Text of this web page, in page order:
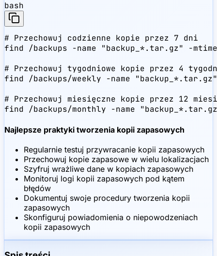
bash
# Przechowuj codzienne kopie przez 7 dni
find /backups -name "backup_*.tar.gz" -
# Przechowuj tygodniowe kopie przez 4
find /backups/weekly -name
# Przechowuj miesięczne kopie przez 12
find /backups/monthly -name
Najlepsze praktyki tworzenia kopii zapasowych
Regularnie testuj przywracanie kopii zapasowych
Przechowuj kopie zapasowe w wielu lokalizacjach
Szyfruj wrażliwe dane w kopiach zapasowych
Monitoruj logi kopii zapasowych pod kątem
błędów
Dokumentuj swoje procedury tworzenia kopii
zapasowych
Skonfiguruj powiadomienia o niepowodzeniach
kopii zapasowych